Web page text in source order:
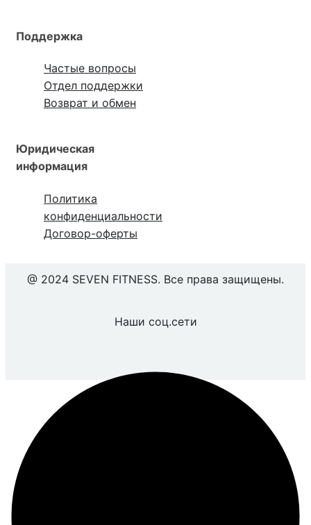
Поддержка
Частые вопросы
Отдел поддержки
Возврат и обмен
Юридическая
информация
Политика
конфиденциальности
Договор-оферты
@ 2024 SEVEN FITNESS. Все права защищены.
Наши соц.сети